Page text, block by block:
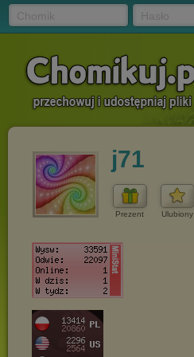
j71
Prezent Ulubiony